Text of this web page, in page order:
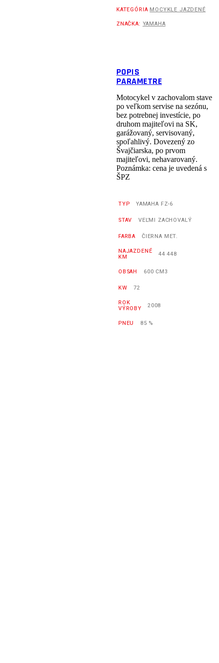
KATEGÓRIA MOCYKLE JAZDENÉ
ZNAČKA: YAMAHA
POPIS
PARAMETRE
Motocykel v zachovalom stave
po veľkom servise na sezónu,
bez potrebnej investície, po
druhom majiteľovi na SK,
garážovaný, servisovaný,
spoľahlivý. Dovezený zo
Švajčiarska, po prvom
majiteľovi, nehavarovaný.
Poznámka: cena je uvedená s
ŠPZ
TYP
YAMAHA FZ-6
STAV
VEĽMI ZACHOVALÝ
FARBA
ČIERNA MET.
NAJAZDENÉ
KM 44 448
OBSAH
600 CM3
KW
72
ROK
VÝROBY 2008
PNEU 85 %